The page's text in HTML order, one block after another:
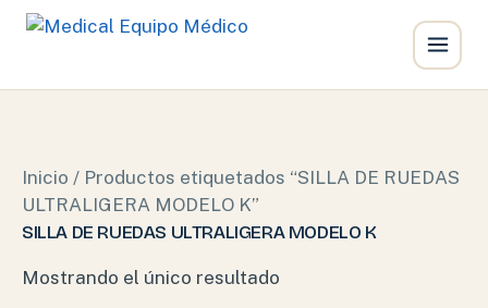
Inicio / Productos etiquetados “SILLA DE RUEDAS
ULTRALIGERA MODELO K”
SILLA DE RUEDAS ULTRALIGERA MODELO K
Mostrando el único resultado